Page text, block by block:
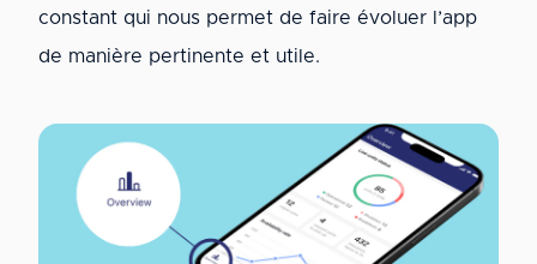
constant qui nous permet de faire évoluer l’app
de manière pertinente et utile.